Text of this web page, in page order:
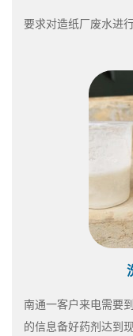
要求对造纸厂废水进
南通一客户来电需要
的信息备好药剂达到